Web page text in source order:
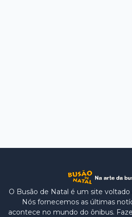
O Busão de Natal é um site
Nós fornecemos as últimas
acontece no mundo do ônibus.